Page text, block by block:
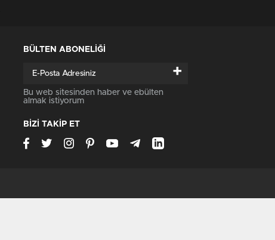
BÜLTEN ABONELİĞİ
+
Bu web sitesinden haber ve ebülten
almak istiyorum
BİZİ TAKİP ET